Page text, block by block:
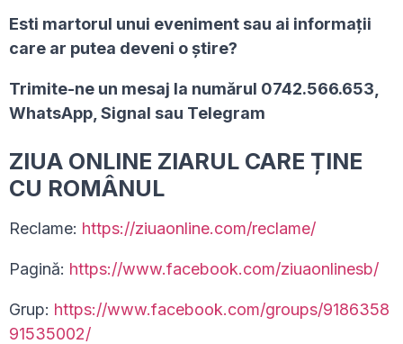
Esti martorul unui eveniment sau ai informaţii
care ar putea deveni o ştire?
Trimite-ne un mesaj la numărul 0742.566.653,
WhatsApp, Signal sau Telegram
ZIUA ONLINE ZIARUL CARE ȚINE
CU ROMÂNUL
Reclame: https://ziuaonline.com/reclame/
Pagină: https://www.facebook.com/ziuaonlinesb/
Grup: https://www.facebook.com/groups/9186358
91535002/